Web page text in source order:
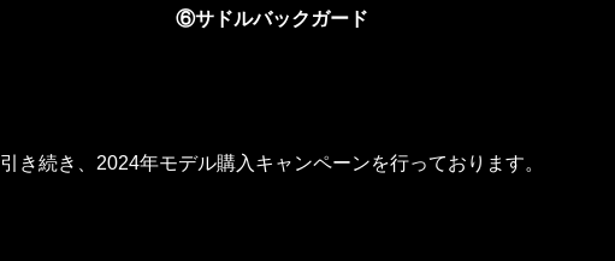
⑥サドルバックガード
引き続き、2024年モデル購入キャンペーンを行っております。